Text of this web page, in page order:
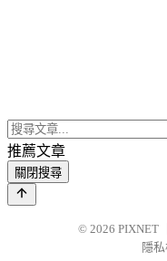
推薦文章
關閉搜尋
© 2026 PIXNET
隱